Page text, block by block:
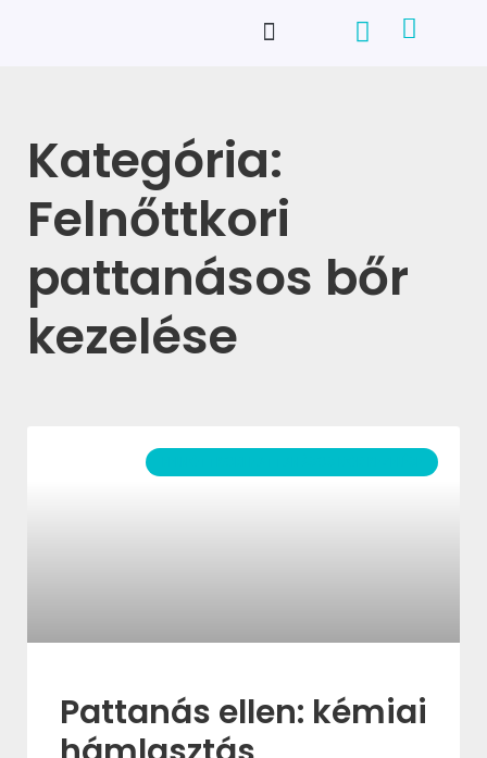
Kategória:
Felnőttkori
pattanásos bőr
kezelése
Pattanás ellen: kémiai